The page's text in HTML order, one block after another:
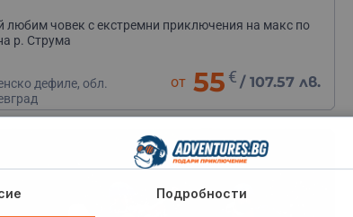
любим човек с екстремни приключения на макс по
р. Струма
дефиле, обл.
от 55 € /107.57 лв.
Подробности